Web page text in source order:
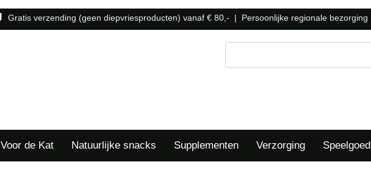
Gratis verzending (geen diepvriesproducten) vanaf € 80,- | Persoonlijke regionale bezorging
Voor de Kat Natuurlijke snacks Supplementen Verzorging Speelgoed